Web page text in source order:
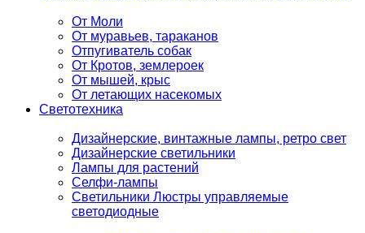
От Моли
От муравьев, тараканов
Отпугиватель собак
От Кротов, землероек
От мышей, крыс
От летающих насекомых
Светотехника
Дизайнерские, винтажные лампы, ретро свет
Дизайнерские светильники
Лампы для растений
Селфи-лампы
Светильники Люстры управляемые
светодиодные